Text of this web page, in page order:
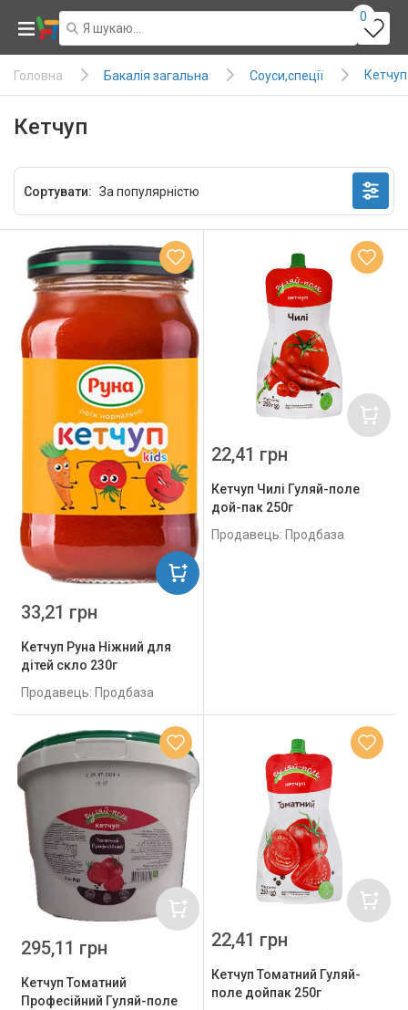
0
Головна Бакалія загальна Соуси,спеції Кетчуп
Кетчуп
Сортувати:
Кетчуп Руна Ніжний для
дітей скло 230г
Продавець: Продбаза
33,21 грн
Кетчуп Чилі Гуляй-поле
дой-пак 250г
Продавець: Продбаза
22,41 грн
Кетчуп Томатний
Професійний Гуляй-поле
295,11 грн
Кетчуп Томатний Гуляй-
поле дойпак 250г
22,41 грн